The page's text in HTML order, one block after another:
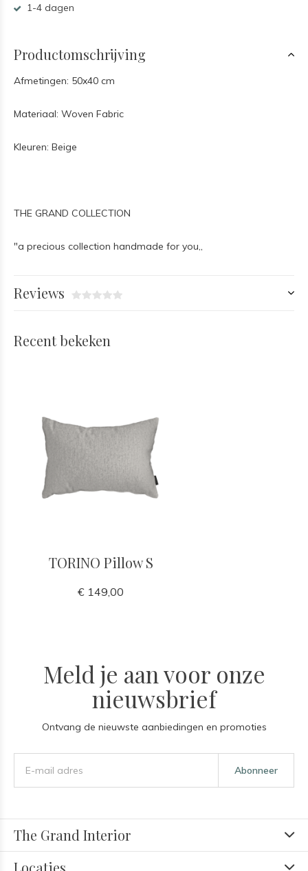
1-4 dagen
Productomschrijving
Afmetingen: 50x40 cm
Materiaal: Woven Fabric
Kleuren: Beige
THE GRAND COLLECTION
"a precious collection handmade for you,,
Reviews
Recent bekeken
TORINO Pillow S
€ 149,00
Meld je aan voor onze
nieuwsbrief
Ontvang de nieuwste aanbiedingen en promoties
Abonneer
The Grand Interior
Locaties